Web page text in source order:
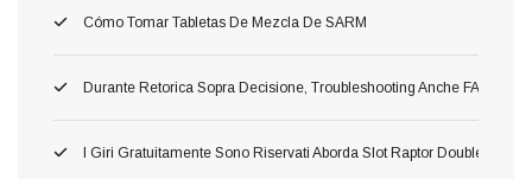
Cómo Tomar Tabletas De Mezcla De SARM
Durante Retorica Sopra Decisione, Troubleshooting Anche FAQ
I Giri Gratuitamente Sono Riservati Aborda Slot Raptor Doublemax